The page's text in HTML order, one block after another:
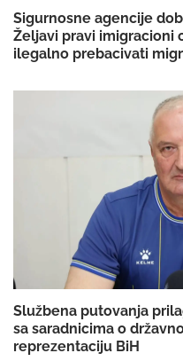
Sigurnosne agencije
Željavi pravi imigracioni
ilegalno prebacivati
Službena putovanja
sa saradnicima o
reprezentaciju BiH